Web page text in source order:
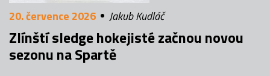
20. července 2026 Jakub Kudláč
Zlínští sledge hokejisté začnou novou
sezonu na Spartě